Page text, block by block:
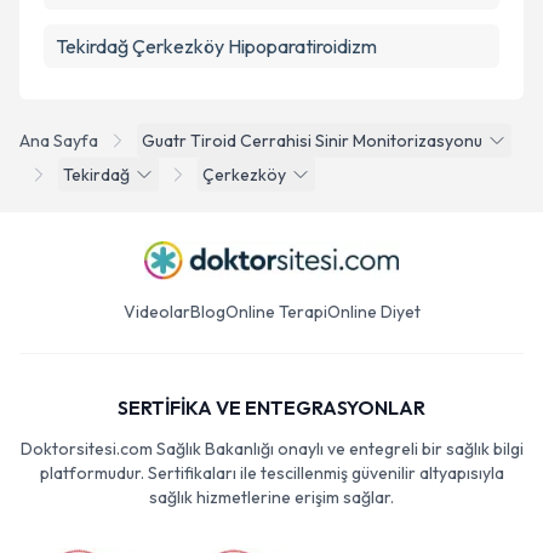
Ana Sayfa
Guatr Tiroid Cerrahisi Sinir Monitorizasyonu
Tekirdağ
Çerkezköy
Tekirdağ Çerkezköy Hipoparatiroidizm
VideolarBlogOnline TerapiOnline Diyet
SERTİFİKA VE ENTEGRASYONLAR
Doktorsitesi.com Sağlık Bakanlığı onaylı ve entegreli bir sağlık bilgi
platformudur. Sertifikaları ile tescillenmiş güvenilir altyapısıyla
sağlık hizmetlerine erişim sağlar.